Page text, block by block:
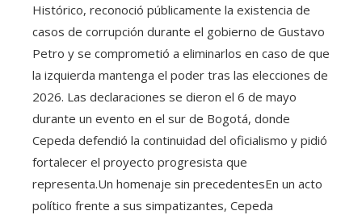
Histórico, reconoció públicamente la existencia de
casos de corrupción durante el gobierno de Gustavo
Petro y se comprometió a eliminarlos en caso de que
la izquierda mantenga el poder tras las elecciones de
2026. Las declaraciones se dieron el 6 de mayo
durante un evento en el sur de Bogotá, donde
Cepeda defendió la continuidad del oficialismo y pidió
fortalecer el proyecto progresista que
representa.Un homenaje sin precedentesEn un acto
político frente a sus simpatizantes, Cepeda